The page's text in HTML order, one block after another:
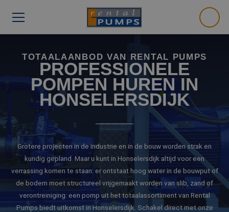
TOTAALAANBOD VAN RENTAL PUMPS
PROFESSIONELE
POMPEN HUREN IN
HONSELERSDIJK
Grotere projecten in de industrie en in de bouw worden strak en
kundig gepland. Maar u kunt in Honselersdijk altijd voor een
verrassing komen te staan: er ontstaat hoog water in de bouwput of
de bodem moet structureel vrijgemaakt worden van slib, zand of
verontreiniging: een pomp uit het totaalassortiment van Rental
Pumps biedt uitkomst in Honselersdijk. Schakel direct met onze